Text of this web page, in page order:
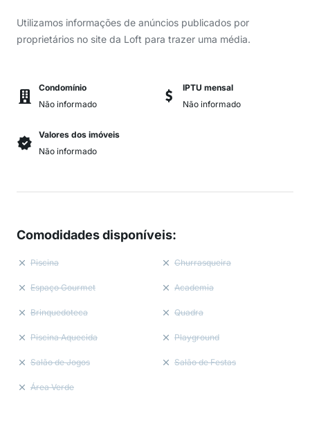
Utilizamos informações de anúncios publicados por
proprietários no site da Loft para trazer uma média.
Condomínio
Não informado
IPTU mensal
Não informado
Valores dos imóveis
Não informado
Comodidades disponíveis:
Piscina Churrasqueira
Espaço Gourmet Academia
Brinquedoteca Quadra
Piscina Aquecida Playground
Salão de Jogos Salão de Festas
Área Verde